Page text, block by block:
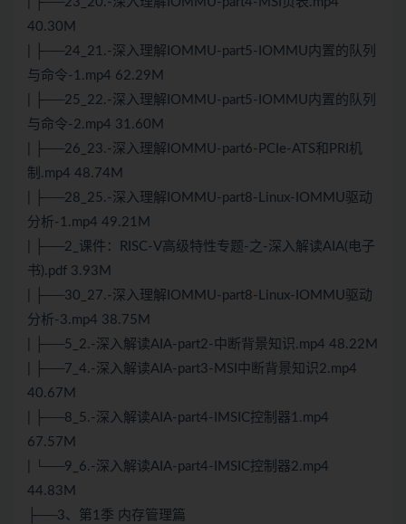
40.30M
| ├──24_21.-深入理解IOMMU-part5-IOMMU内置的队列
与命令-1.mp4 62.29M
| ├──25_22.-深入理解IOMMU-part5-IOMMU内置的队列
与命令-2.mp4 31.60M
| ├──26_23.-深入理解IOMMU-part6-PCIe-ATS和PRI机
制.mp4 48.74M
| ├──28_25.-深入理解IOMMU-part8-Linux-IOMMU驱动
分析-1.mp4 49.21M
| ├──2_课件：RISC-V高级特性专题-之-深入解读AIA(电子
书).pdf 3.93M
| ├──30_27.-深入理解IOMMU-part8-Linux-IOMMU驱动
分析-3.mp4 38.75M
| ├──5_2.-深入解读AIA-part2-中断背景知识.mp4 48.22M
| ├──7_4.-深入解读AIA-part3-MSI中断背景知识2.mp4
40.67M
| ├──8_5.-深入解读AIA-part4-IMSIC控制器1.mp4
67.57M
| └──9_6.-深入解读AIA-part4-IMSIC控制器2.mp4
44.83M
├──3、第1季 内存管理篇